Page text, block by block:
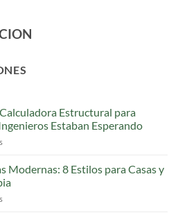
Estructural para
Estaban Esperando
La
Calculadora
Estructural
Modernas: 8 Estilos para Casas y